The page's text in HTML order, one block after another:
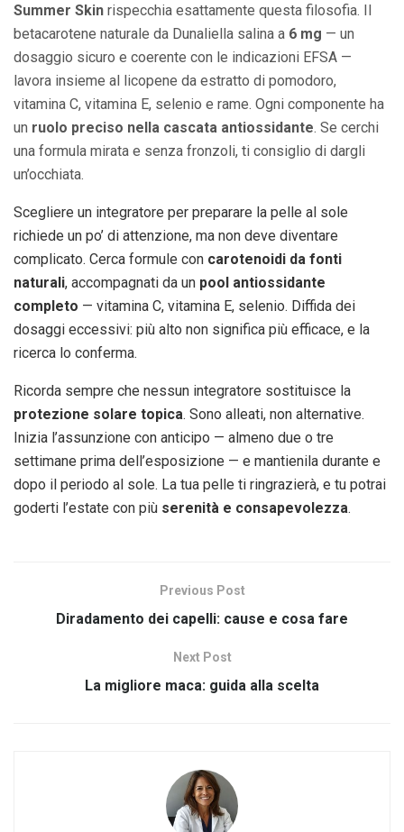
Summer Skin rispecchia esattamente questa filosofia. Il
betacarotene naturale da Dunaliella salina a 6 mg — un
dosaggio sicuro e coerente con le indicazioni EFSA —
lavora insieme al licopene da estratto di pomodoro,
vitamina C, vitamina E, selenio e rame. Ogni componente ha
un ruolo preciso nella cascata antiossidante. Se cerchi
una formula mirata e senza fronzoli, ti consiglio di dargli
un’occhiata.
Scegliere un integratore per preparare la pelle al sole
richiede un po’ di attenzione, ma non deve diventare
complicato. Cerca formule con carotenoidi da fonti
naturali, accompagnati da un pool antiossidante
completo — vitamina C, vitamina E, selenio. Diffida dei
dosaggi eccessivi: più alto non significa più efficace, e la
ricerca lo conferma.
Ricorda sempre che nessun integratore sostituisce la
protezione solare topica. Sono alleati, non alternative.
Inizia l’assunzione con anticipo — almeno due o tre
settimane prima dell’esposizione — e mantienila durante e
dopo il periodo al sole. La tua pelle ti ringrazierà, e tu potrai
goderti l’estate con più serenità e consapevolezza.
Previous Post
Diradamento dei capelli: cause e cosa fare
Next Post
La migliore maca: guida alla scelta